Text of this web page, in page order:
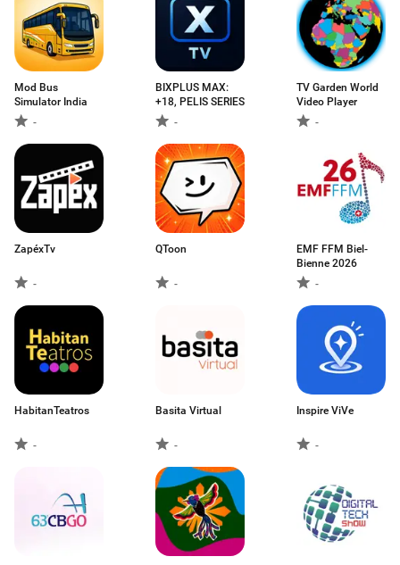
Mod Bus
Simulator India
-
BIXPLUS MAX:
+18, PELIS SERIES
-
TV Garden World
Video Player
-
ZapéxTv
-
QToon
-
EMF FFM Biel-
Bienne 2026
-
HabitanTeatros
-
Basita Virtual
-
Inspire ViVe
-